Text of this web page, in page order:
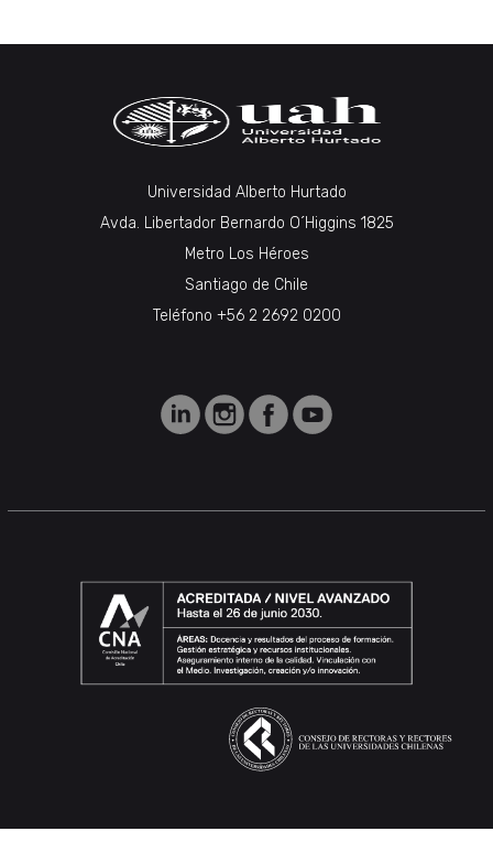
Universidad Alberto Hurtado
Avda. Libertador Bernardo O´Higgins 1825
Metro Los Héroes
Santiago de Chile
Teléfono +56 2 2692 0200